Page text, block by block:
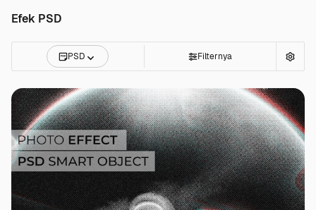
Efek PSD
PSD Filternya